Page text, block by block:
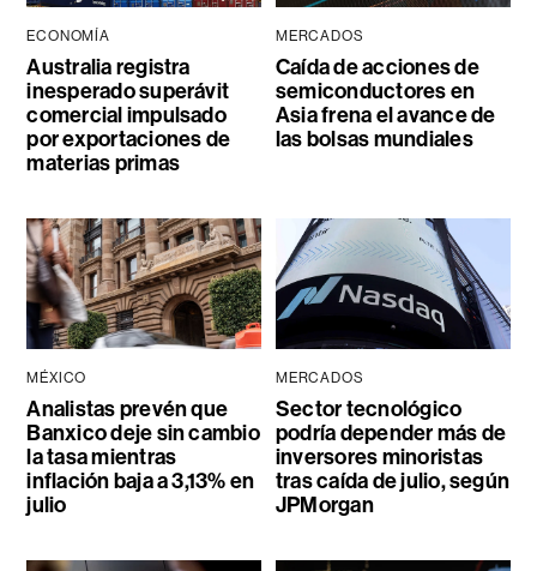
ECONOMÍA
Australia registra
inesperado superávit
comercial impulsado
por exportaciones de
materias primas
MERCADOS
Caída de acciones de
semiconductores en
Asia frena el avance de
las bolsas mundiales
MÉXICO
Analistas prevén que
Banxico deje sin cambio
la tasa mientras
inflación baja a 3,13% en
julio
MERCADOS
Sector tecnológico
podría depender más de
inversores minoristas
tras caída de julio, según
JPMorgan